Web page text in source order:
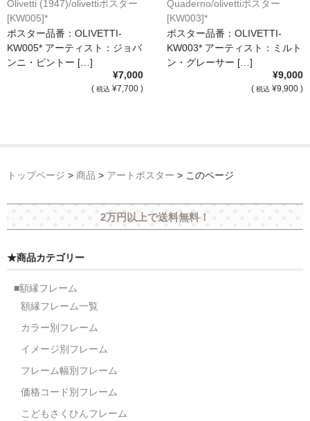
Olivetti (1947)/olivettiポスター
[KW005]*
ポスター品番：OLIVETTI-
KW005* アーティスト：ジョバ
ンニ・ピントー […]
¥7,000
( 税込 ¥7,700 )
Quaderno/olivettiポスター
[KW003]*
ポスター品番：OLIVETTI-
KW003* アーティスト：ミルト
ン・グレーサー […]
¥9,000
( 税込 ¥9,900 )
トップページ > 商品 > アートポスター > このページ
2万円以上で送料無料！
★商品カテゴリー
■額縁フレーム
額縁フレーム一覧
カラー別フレーム
イメージ別フレーム
フレーム幅別フレーム
価格コード別フレーム
こどもさくひんフレーム